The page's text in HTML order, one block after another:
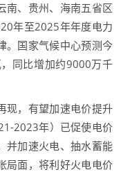
南、贵州、海南五省区
年至2025年年度电力
。国家气候中心预测今
同比增加约9000万千
，有望加速电价提升
2023年）已促使电价
并加速火电、抽水蓄能
局面，将利好火电电价